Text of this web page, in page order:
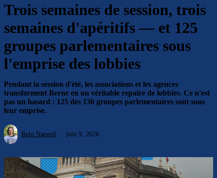
Trois semaines de session, trois
semaines d'apéritifs — et 125
groupes parlementaires sous
l'emprise des lobbies
Pendant la session d'été, les associations et les agences
transforment Berne en un véritable repaire de lobbies. Ce n'est
pas un hasard : 125 des 136 groupes parlementaires sont sous
leur emprise.
Reto Naegeli juin 9, 2026